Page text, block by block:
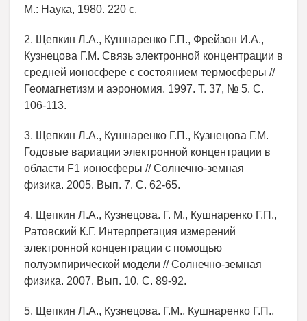
М.: Наука, 1980. 220 с.
2. Щепкин Л.А., Кушнаренко Г.П., Фрейзон И.А.,
Кузнецова Г.М. Связь электронной концентрации в
средней ионосфере с состоянием термосферы //
Геомагнетизм и аэрономия. 1997. Т. 37, № 5. С.
106-113.
3. Щепкин Л.А., Кушнаренко Г.П., Кузнецова Г.М.
Годовые вариации электронной концентрации в
области F1 ионосферы // Солнечно-земная
физика. 2005. Вып. 7. С. 62-65.
4. Щепкин Л.А., Кузнецова. Г. М., Кушнаренко Г.П.,
Ратовский К.Г. Интерпретация измерений
электронной концентрации с помощью
полуэмпирической модели // Солнечно-земная
физика. 2007. Вып. 10. С. 89-92.
5. Щепкин Л.А., Кузнецова. Г.М., Кушнаренко Г.П.,